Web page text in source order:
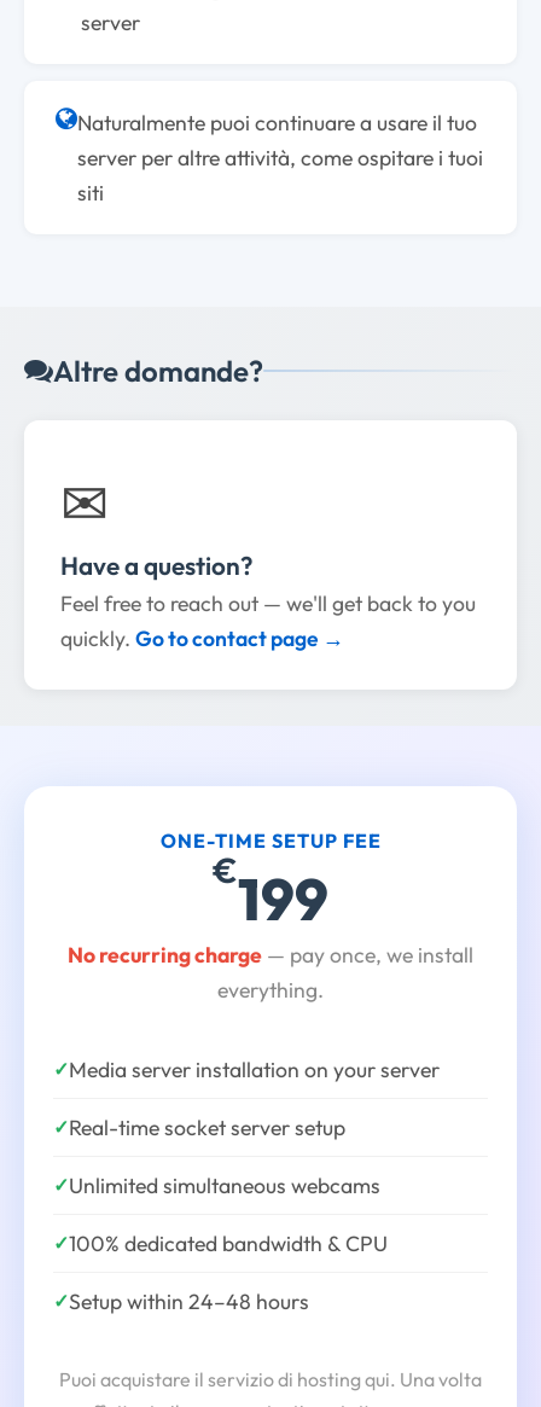
server
Naturalmente puoi continuare a usare il tuo
server per altre attività, come ospitare i tuoi
siti
Altre domande?
✉
Have a question?
Feel free to reach out — we'll get back to you
quickly. Go to contact page →
ONE-TIME SETUP FEE
€199
No recurring charge — pay once, we install
everything.
✓Media server installation on your server
✓Real-time socket server setup
✓Unlimited simultaneous webcams
✓100% dedicated bandwidth & CPU
✓Setup within 24–48 hours
Puoi acquistare il servizio di hosting qui. Una volta